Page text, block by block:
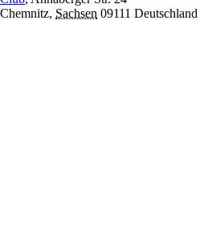
Chemnitz, Sachsen 09111 Deutschland